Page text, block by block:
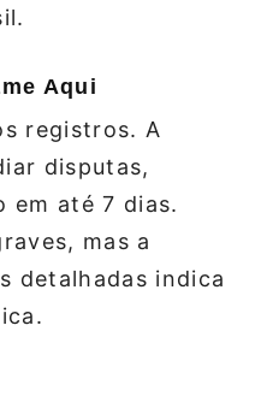
Aqui
registros. A
disputas,
em até 7 dias.
mas a
detalhadas indica